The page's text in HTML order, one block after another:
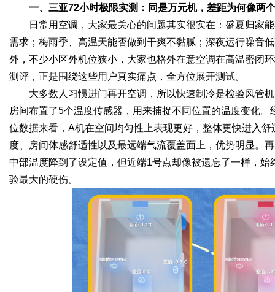
一、三亚72小时极限实测：同是万元机，差距为何像两
日常用空调，大家最关心的问题其实很实在：盛夏归家
需求；梅雨季、高温天能否做到干爽不黏腻；深夜运行噪音
外，不少小区外机位狭小，大家也格外在意空调在高温密闭
测评，正是围绕这些用户真实痛点，全方位展开测试。
大多数人习惯进门再开空调，所以快速制冷是检验风管
房间布置了5个温度传感器，用来捕捉不同位置的温度变化
位数据来看，A机在空间均匀性上表现更好，整体更快进入
度、房间体感舒适性以及最远端气流覆盖面上，优势明显。
中部温度降到了设定值，但近端1号点却像被遗忘了一样，
验最大的硬伤。